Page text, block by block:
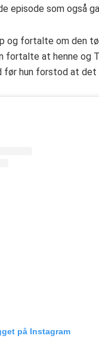
episode som også
og fortalte om den
fortalte at henne og
hun forstod at det
på Instagram